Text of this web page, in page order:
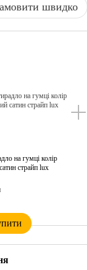
швидко
на гумці колір
страйп lux